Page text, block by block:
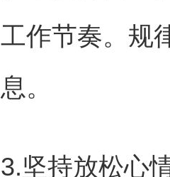
工作节奏。规
息。
3.坚持放松心